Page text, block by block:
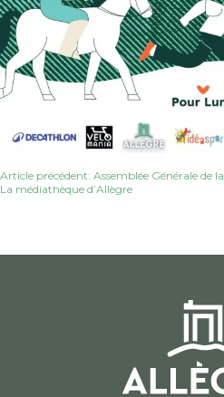
Navigation
l’article
Article précédent: Assemblée Générale de la
La médiathèque d’Allègre